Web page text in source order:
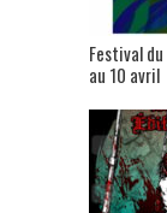
Festival
au 10 avril